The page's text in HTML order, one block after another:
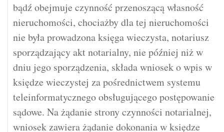
bądź obejmuje czynność przenoszącą własność
nieruchomości, chociażby dla tej nieruchomości
nie była prowadzona księga wieczysta, notariusz
sporządzający akt notarialny, nie później niż w
dniu jego sporządzenia, składa wniosek o wpis w
księdze wieczystej za pośrednictwem systemu
teleinformatycznego obsługującego postępowanie
sądowe. Na żądanie strony czynności notarialnej,
wniosek zawiera żądanie dokonania w księdze